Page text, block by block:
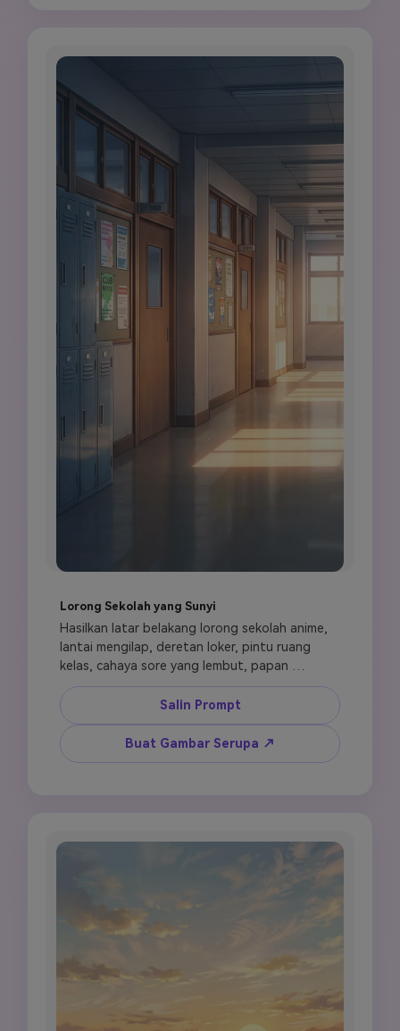
Lorong Sekolah yang Sunyi
Hasilkan latar belakang lorong sekolah anime,
lantai mengilap, deretan loker, pintu ruang
kelas, cahaya sore yang lembut, papan
pengumuman dan detail bersih, suasana damai
setelah kelas, perspektif sinematik, latar
belakang anime kehidupan sekolah, sangat
terperinci, tanpa karakter, tanpa teks yang
dapat dibaca.
Salin Prompt
Buat Gambar Serupa ↗